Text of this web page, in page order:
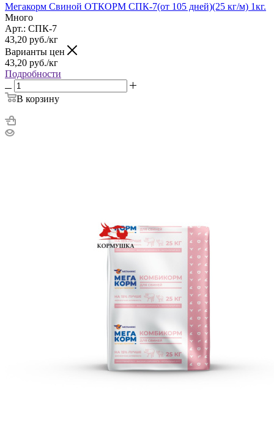
Мегакорм Свиной ОТКОРМ СПК-7(от 105 дней)(25 кг/м) 1кг.
Много
Арт.: СПК-7
43,20 руб./кг
Варианты цен
43,20 руб./кг
Подробности
В корзину